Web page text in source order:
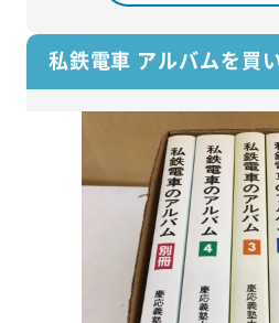
私鉄電車 アルバムを買